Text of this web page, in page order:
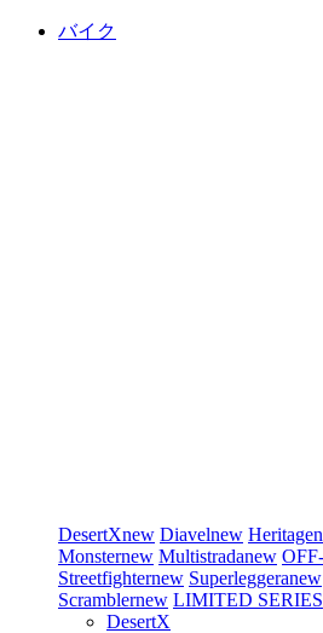
バイク
DesertXnew Diavelnew Heritage
Monsternew Multistradanew
Streetfighternew Superleggeranew
Scramblernew LIMITED SERIES
DesertX